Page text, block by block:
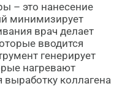
– это нанесение
минимизирует
врач делает
вводится
генерирует
нагревают
коллагена